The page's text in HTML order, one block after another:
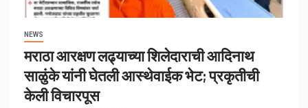
NEWS
मराठा आरक्षण लढ्याच्या शिलेदाराची आदिनाथ
साळुंके यांनी घेतली आस्थेवाईक भेट; प्रकृतीची
केली विचारपूस